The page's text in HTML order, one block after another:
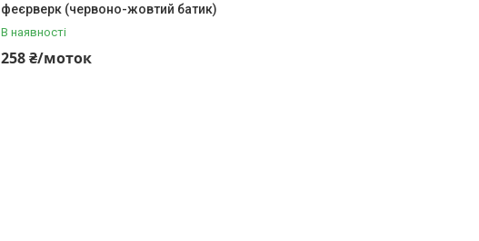
феєрверк (червоно-жовтий батик)
В наявності
258 ₴/моток